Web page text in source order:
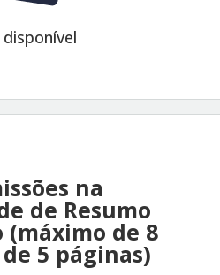
na
de Resumo
(máximo de 8
5 páginas)